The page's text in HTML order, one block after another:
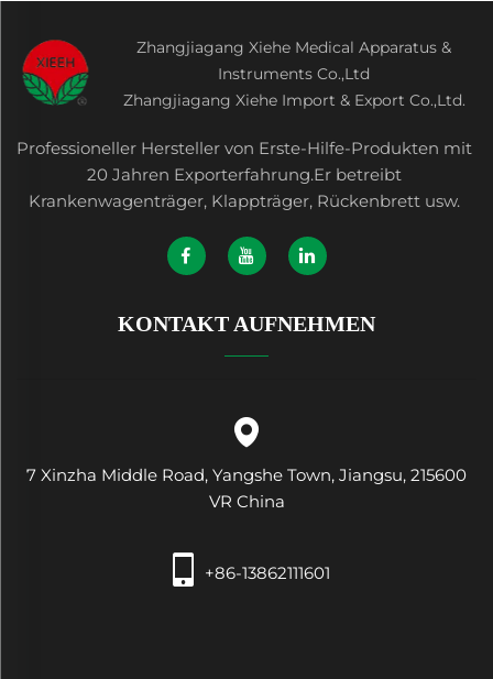
Zhangjiagang Xiehe Medical Apparatus &
Instruments Co.,Ltd
Zhangjiagang Xiehe Import & Export Co.,Ltd.
Professioneller Hersteller von Erste-Hilfe-Produkten mit
20 Jahren Exporterfahrung.Er betreibt
Krankenwagenträger, Klappträger, Rückenbrett usw.
KONTAKT AUFNEHMEN
7 Xinzha Middle Road, Yangshe Town, Jiangsu, 215600
VR China
+86-13862111601